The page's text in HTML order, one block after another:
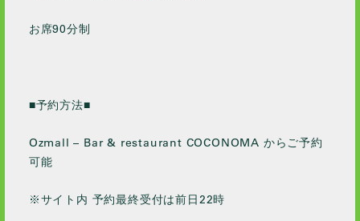
お席90分制
■予約方法■
Ozmall – Bar & restaurant COCONOMA からご予約
可能
※サイト内 予約最終受付は前日22時